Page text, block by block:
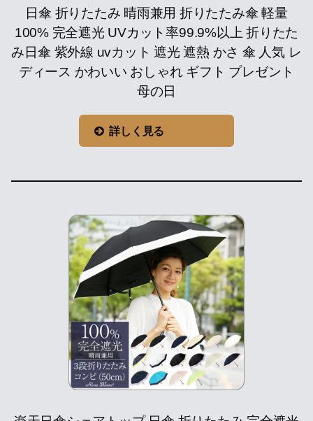
日傘 折りたたみ 晴雨兼用 折りたたみ傘 軽量
100% 完全遮光 UVカット率99.9%以上 折りたた
み日傘 紫外線 uvカット 遮光 遮熱 かさ 傘 人気 レ
ディース かわいい おしゃれ ギフト プレゼント
母の日
詳しく見る